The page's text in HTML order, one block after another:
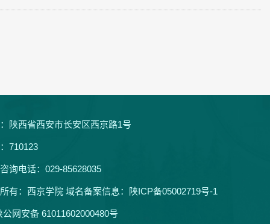
陕西省西安市长安区西京路1号
710123
询电话：029-85628035
有：西京学院 域名备案信息： 陕ICP备05002719号-1
公网安备 61011602000480号